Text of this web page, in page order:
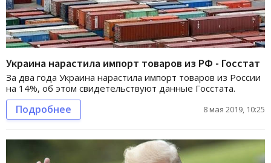
Украина нарастила импорт товаров из РФ - Госстат
За два года Украина нарастила импорт товаров из России
на 14%, об этом свидетельствуют данные Госстата.
Подробнее 8 мая 2019, 10:25